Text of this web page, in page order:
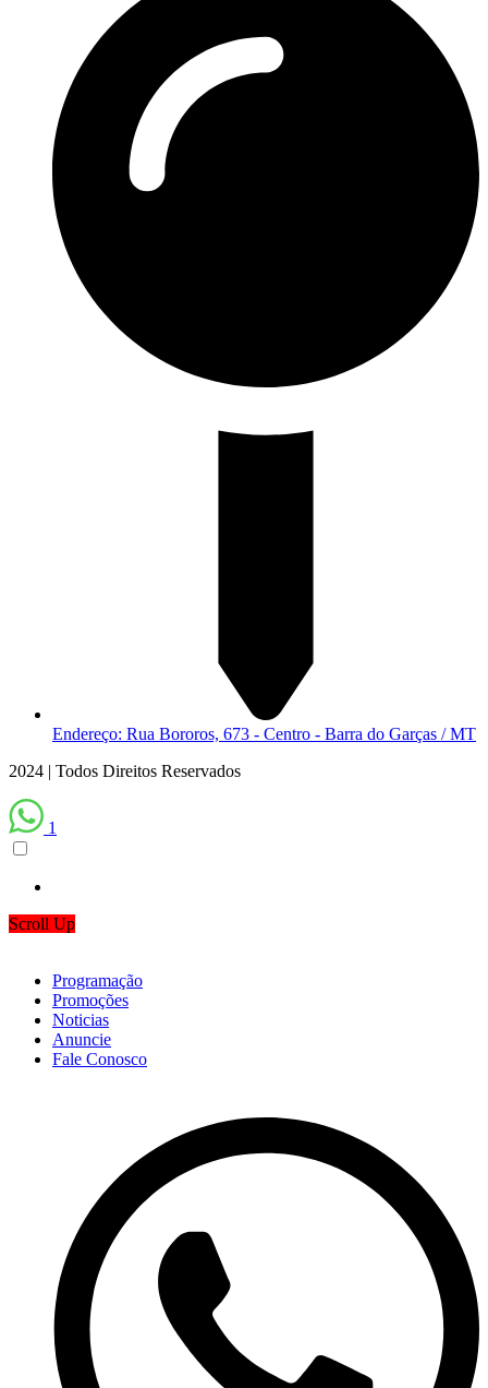
Endereço: Rua Bororos, 673 - Centro - Barra do Garças / MT
2024 | Todos Direitos Reservados
1
Scroll Up
Programação
Promoções
Noticias
Anuncie
Fale Conosco